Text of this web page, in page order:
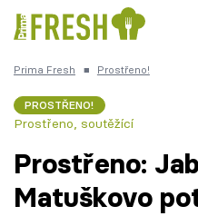
Česká kuchyně
Prima Fresh ■ Prostřeno!
PROSTŘENO!
Prostřeno, soutěžící
Prostřeno:
Matuškovo